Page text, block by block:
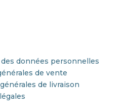
données personnelles
de vente
de livraison